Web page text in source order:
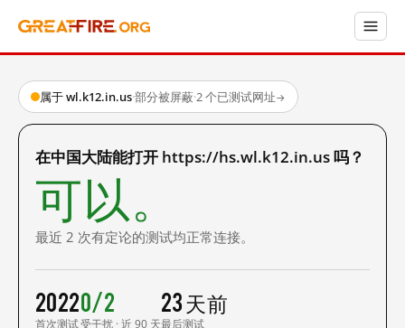
属于 wl.k12.in.us·部分被屏蔽·2 个已测试网址→
在中国大陆能打开 https://hs.wl.k12.in.us 吗？
可以。
最近 2 次有定论的测试均正常连接。
2022
首次测试
0/2
受干扰 · 近 90 天
23 天前
最后测试